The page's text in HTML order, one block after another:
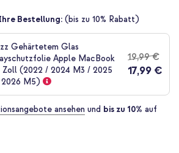
Bestellung: (bis zu 10% Rabatt)
Gehärtetem Glas
Apple MacBook
Zoll (2022 / 2024 M3 / 2025
M5)
19,99 €
17,99 €
ansehen und bis zu 10% auf